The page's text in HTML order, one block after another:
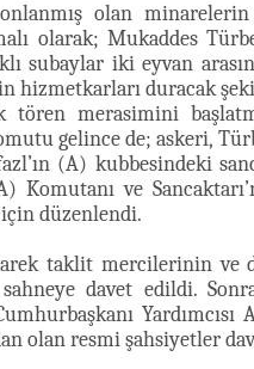
olan
olarak; Mukaddes
subaylar iki eyvan
hizmetkarları duracak
tören merasimini
gelince de; askeri,
(A) kubbesindeki
Komutanı ve
düzenlendi.
taklit mercilerinin ve
davet edildi.
olan resmi şahsiyetler